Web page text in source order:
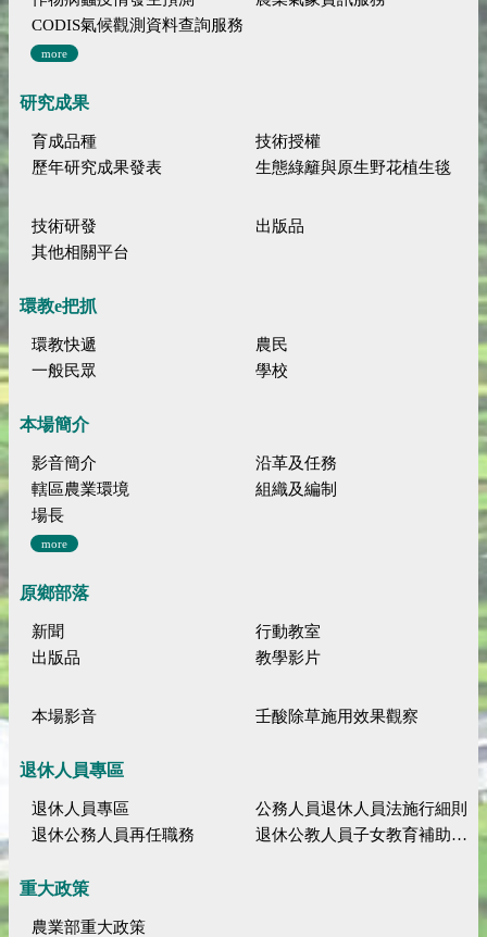
CODIS氣候觀測資料查詢服務
more
研究成果
育成品種
技術授權
歷年研究成果發表
生態綠籬與原生野花植生毯
技術研發
出版品
其他相關平台
環教e把抓
環教快遞
農民
一般民眾
學校
本場簡介
影音簡介
沿革及任務
轄區農業環境
組織及編制
場長
more
原鄉部落
新聞
行動教室
出版品
教學影片
本場影音 壬酸除草施用效果觀察
退休人員專區
退休人員專區
公務人員退休人員法施行細則
退休公務人員再任職務
退休公教人員子女教育補助規定
重大政策
農業部重大政策